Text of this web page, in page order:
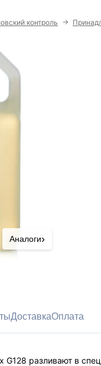
контроль →
Аналоги›
ДоставкаОплата
G128 разливают в